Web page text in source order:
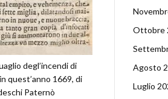
degl’incendi di
quest’anno 1669, di
Paternò
Ottobre
Agosto
Luglio